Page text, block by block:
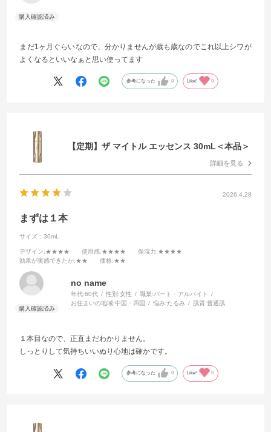
まだ1ヶ月ぐらいなので、分かりませんが歳も歳なのでこれ以上シワが
よくなるといいなぁと思い使ってます
参考になった 0 Like! 0
【定期】ザ マイトル エッセンス 30mL＜本品＞
詳細を見る
2026.4.28
まずは１本
サイズ：30mL
デザイン:★★★★ 使用感:★★★★ 保湿力:★★★★
効果が実感できたか:★★ 価格:★★
no name
年代:60代 性別:女性 職業:パート・アルバイト
お住まいの地域:中国・四国 悩み:たるみ 肌質:普通肌
１本目なので、正直まだわかりません。
しっとりして気持ちいいぬり心地は確かです。
参考になった 0 Like! 0